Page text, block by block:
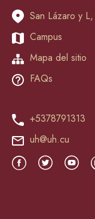
San Lázaro y
Campus
Mapa del sitio
FAQs
+5378791313
uh@uh.cu